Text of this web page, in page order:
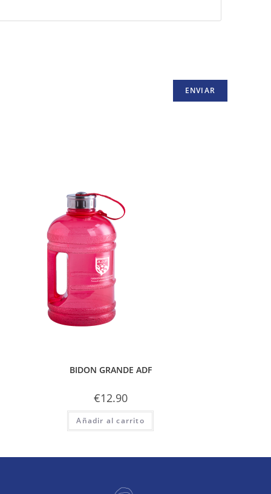
BIDON GRANDE ADF
€12.90
Añadir al carrito